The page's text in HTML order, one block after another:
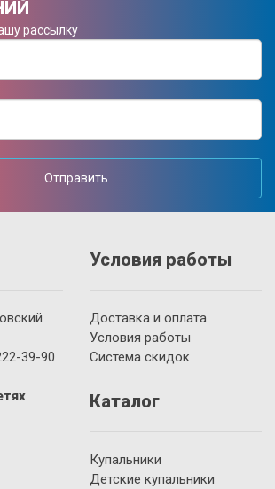
рассылку
Отправить
39-90
Условия работы
Доставка и оплата
Условия работы
Система скидок
Каталог
Купальники
Детские купальники